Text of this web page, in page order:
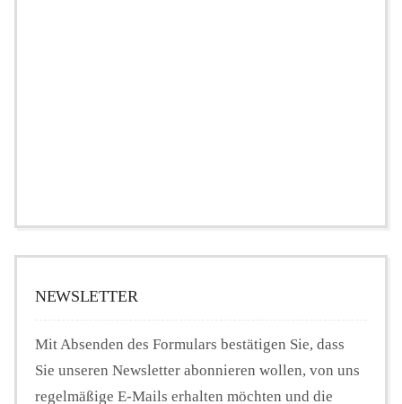
NEWSLETTER
Mit Absenden des Formulars bestätigen Sie, dass
Sie unseren Newsletter abonnieren wollen, von uns
regelmäßige E-Mails erhalten möchten und die